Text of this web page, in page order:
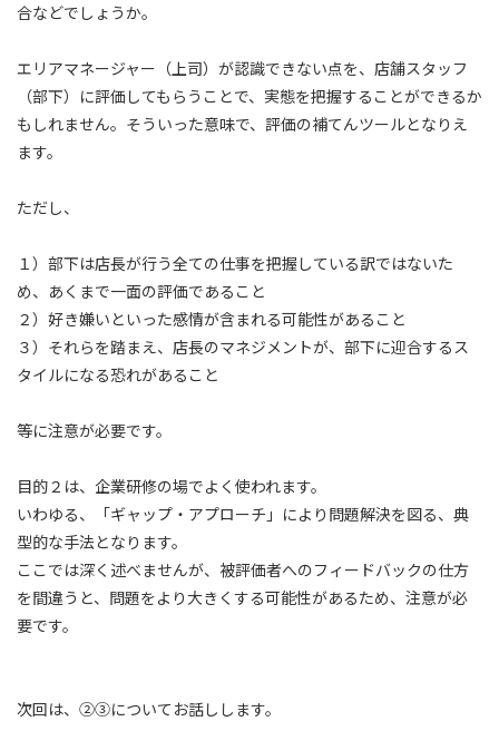
合などでしょうか。
エリアマネージャー（上司）が認識できない点を、店舗スタッフ
（部下）に評価してもらうことで、実態を把握することができるか
もしれません。そういった意味で、評価の補てんツールとなりえ
ます。
ただし、
１）部下は店長が行う全ての仕事を把握している訳ではないた
め、あくまで一面の評価であること
２）好き嫌いといった感情が含まれる可能性があること
３）それらを踏まえ、店長のマネジメントが、部下に迎合するス
タイルになる恐れがあること
等に注意が必要です。
目的２は、企業研修の場でよく使われます。
いわゆる、「ギャップ・アプローチ」により問題解決を図る、典
型的な手法となります。
ここでは深く述べませんが、被評価者へのフィードバックの仕方
を間違うと、問題をより大きくする可能性があるため、注意が必
要です。
次回は、②③についてお話しします。